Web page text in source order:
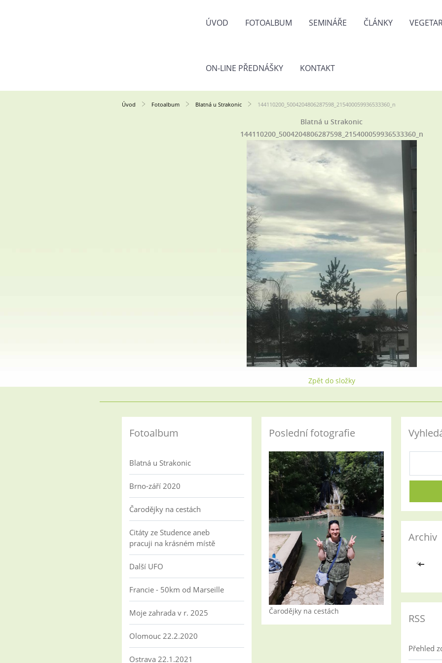
ÚVOD FOTOALBUM SEMINÁŘE ČLÁNKY
ON-LINE PŘEDNÁŠKY KONTAKT
Úvod Fotoalbum Blatná u Strakonic 144110200_5004204806287598_215400059936533360_n
Blatná u Strakonic
144110200_5004204806287598_215400059936533360_n
Zpět do složky
Fotoalbum
Blatná u Strakonic
Brno-září 2020
Čarodějky na cestách
Citáty ze Studence aneb
pracuji na krásném místě
Další UFO
Francie - 50km od Marseille
Moje zahrada v r. 2025
Olomouc 22.2.2020
Ostrava 22.1.2021
Poslední fotografie
Čarodějky na cestách
Archiv
<<
RSS
Přehled